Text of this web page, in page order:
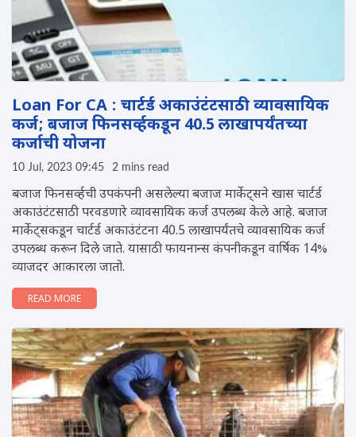
Loan For CA : चार्टर्ड अकाउंटंटसाठी व्यावसायिक
कर्ज; बजाज फिनसर्व्हकडून 40.5 लाखापर्यंतच्या
कर्जाची योजना
10 Jul, 2023 09:45 2 mins read
बजाज फिनसर्व्हची उपकंपनी असलेल्या बजाज मार्केट्सने खास चार्टर्ड
अकाउंटंटसाठी परवडणारे व्यावसायिक कर्ज उपलब्ध केले आहे. बजाज
मार्केट्सकडून चार्टर्ड अकाउंटंटना 40.5 लाखापर्यंतचे व्यावसायिक कर्ज
उपलब्ध करून दिले जाते. यासाठी फायनान्स कंपनीकडून वार्षिक 14%
व्याजदर आकारला जातो.
READ MORE